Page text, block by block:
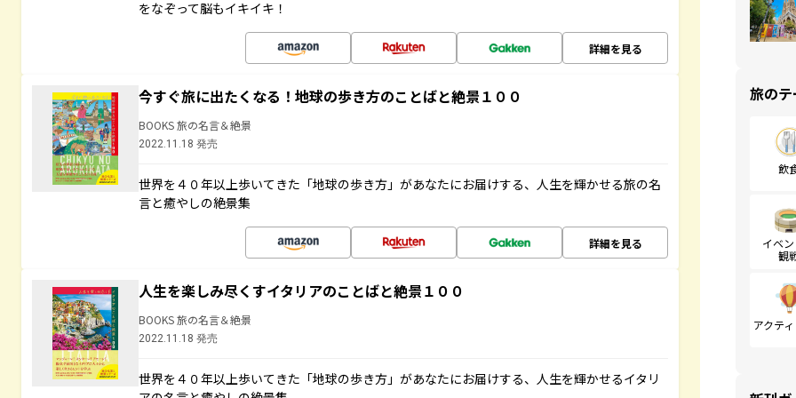
をなぞって脳もイキイキ！
詳細を見る
今すぐ旅に出たくなる！地球の歩き方のことばと絶景１００
BOOKS 旅の名言＆絶景
2022.11.18 発売
世界を４０年以上歩いてきた「地球の歩き方」があなたにお届けする、人生を輝かせる旅の名
言と癒やしの絶景集
詳細を見る
人生を楽しみ尽くすイタリアのことばと絶景１００
BOOKS 旅の名言＆絶景
2022.11.18 発売
世界を４０年以上歩いてきた「地球の歩き方」があなたにお届けする、人生を輝かせるイタリ
旅の
飲
イベ
観
アクテ